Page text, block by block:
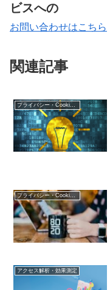
ビスへの
お問い合わせはこちら
関連記事
プライバシー・Cookie規制
プライバシー・Cookie規制
アクセス解析・効果測定